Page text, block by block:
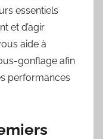
essentiels
et d’agir
aide à
gonflage afin
performances